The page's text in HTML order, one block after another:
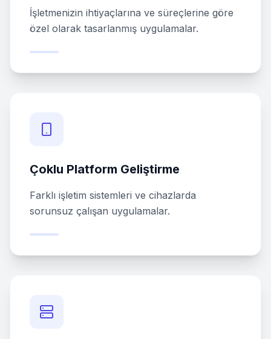
İşletmenizin ihtiyaçlarına ve süreçlerine göre
özel olarak tasarlanmış uygulamalar.
Çoklu Platform Geliştirme
Farklı işletim sistemleri ve cihazlarda
sorunsuz çalışan uygulamalar.